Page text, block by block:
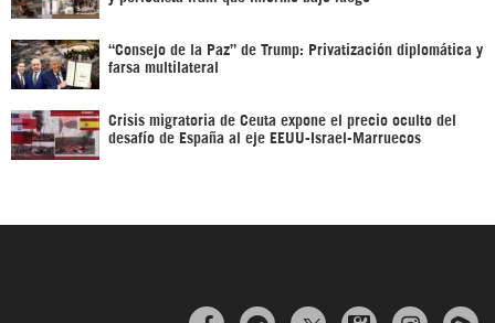
“Consejo de la Paz” de Trump: Privatización diplomática y
farsa multilateral
Crisis migratoria de Ceuta expone el precio oculto del
desafío de España al eje EEUU-Israel-Marruecos